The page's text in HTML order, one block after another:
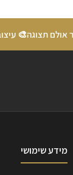
🎨
מידע שימושי